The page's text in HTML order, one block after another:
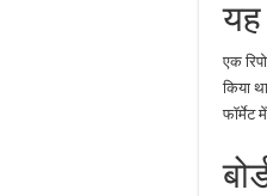
यह
एक
किया
फॉर्मेट